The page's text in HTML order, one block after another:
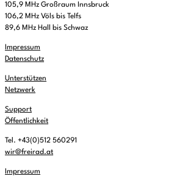
105,9 MHz Großraum Innsbruck
106,2 MHz Völs bis Telfs
89,6 MHz Hall bis Schwaz
Impressum
Datenschutz
Unterstützen
Netzwerk
Support
Öffentlichkeit
Tel. +43(0)512 560291
wir@freirad.at
Impressum